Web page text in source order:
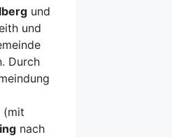
und
und
Durch
(mit
nach